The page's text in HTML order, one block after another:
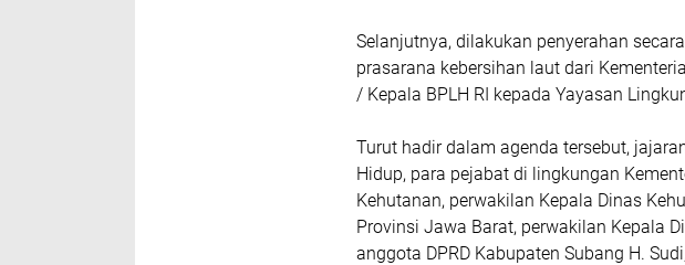
Selanjutnya, dilakukan penyerahan
prasarana kebersihan laut dari
/ Kepala BPLH RI kepada Yayasan
Turut hadir dalam agenda tersebut,
Hidup, para pejabat di lingkungan
Kehutanan, perwakilan Kepala Dinas
Provinsi Jawa Barat, perwakilan Kepala
anggota DPRD Kabupaten Subang H.